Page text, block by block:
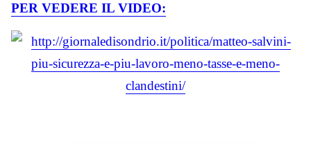
PER VEDERE IL VIDEO: